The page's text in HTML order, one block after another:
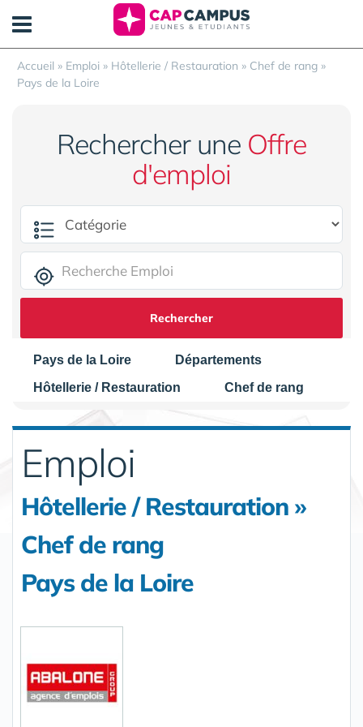
Accueil » Emploi » Hôtellerie / Restauration » Chef de rang »
Pays de la Loire
Rechercher une Offre
d'emploi
Rechercher
Pays de la Loire
Départements
Hôtellerie / Restauration
Chef de rang
Emploi
Hôtellerie / Restauration »
Chef de rang
Pays de la Loire
Panneau de gestion des cookies